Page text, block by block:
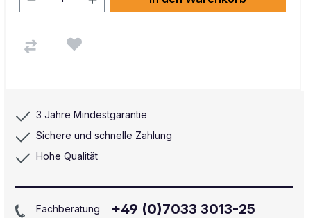
3 Jahre Mindestgarantie
Sichere und schnelle Zahlung
Hohe Qualität
Fachberatung +49 (0)7033 3013-25